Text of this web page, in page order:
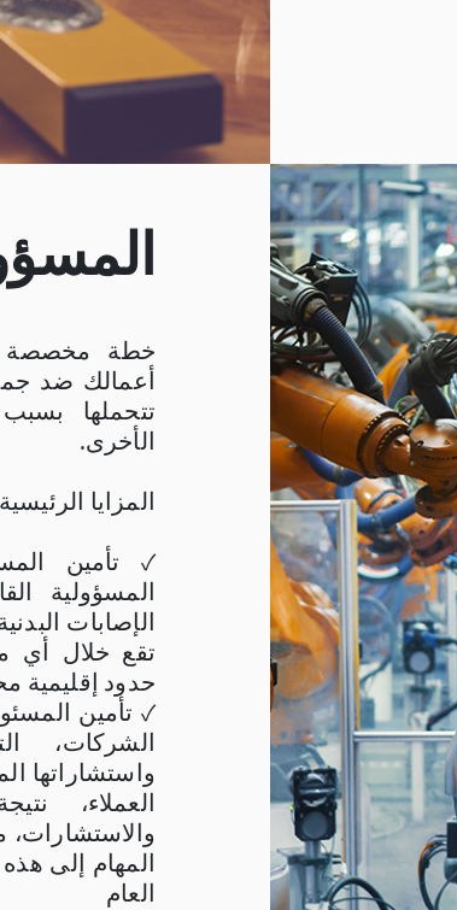
خطة مخصصة
أعمالك ضد
تتحملها
الأخرى.
المزايا
✓ تأمين
المسؤولية
الإصابات
تقع خلال أي
حدود إقليمية
✓ تأمين
الشركات،
واستشاراتها
العملاء،
والاستشارات،
المهام إلى
العام